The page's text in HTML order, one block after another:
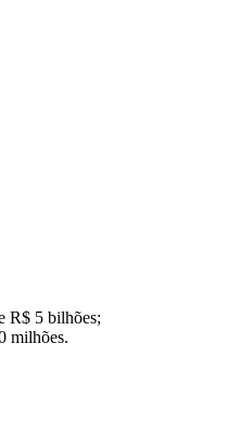
R$ 5 bilhões;
milhões.